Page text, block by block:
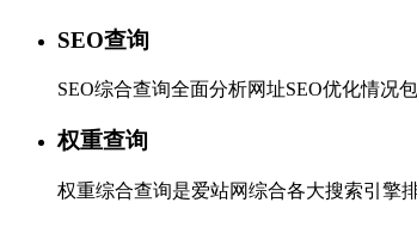
SEO查询
SEO综合查询全面分析网址SEO优化情况
权重查询
权重综合查询是爱站网综合各大搜索引擎